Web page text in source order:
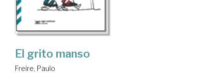
El grito manso
Freire, Paulo